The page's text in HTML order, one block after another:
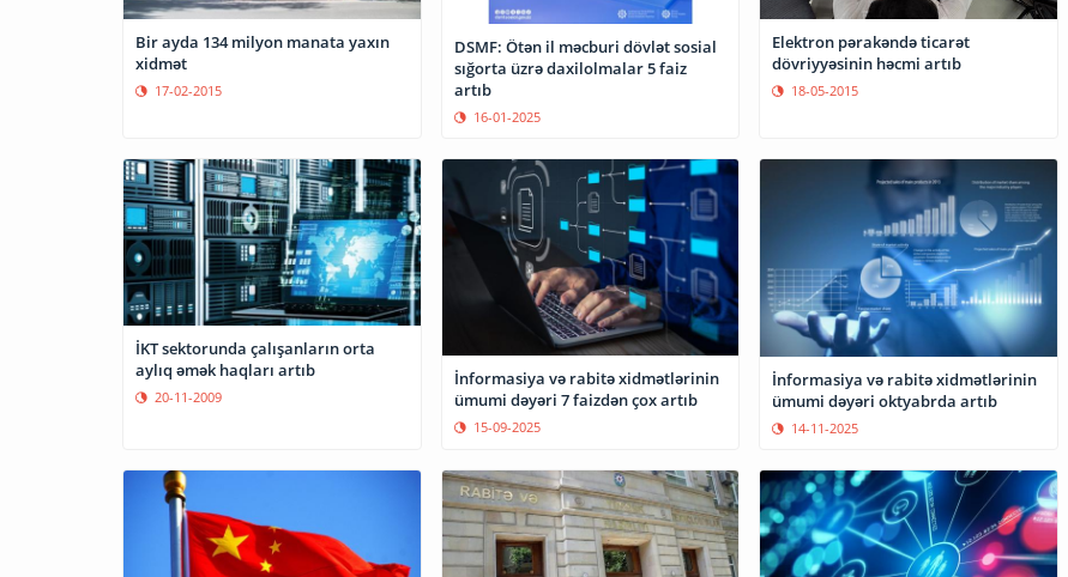
Bir ayda 134 milyon manata yaxın
xidmət
17-02-2015
DSMF: Ötən il məcburi dövlət sosial
sığorta üzrə daxilolmalar 5 faiz
artıb
16-01-2025
Elektron pərakəndə ticarət
dövriyyəsinin həcmi artıb
18-05-2015
İKT sektorunda çalışanların orta
aylıq əmək haqları artıb
20-11-2009
İnformasiya və rabitə xidmətlərinin
ümumi dəyəri 7 faizdən çox artıb
15-09-2025
İnformasiya və rabitə xidmətlərinin
ümumi dəyəri oktyabrda artıb
14-11-2025